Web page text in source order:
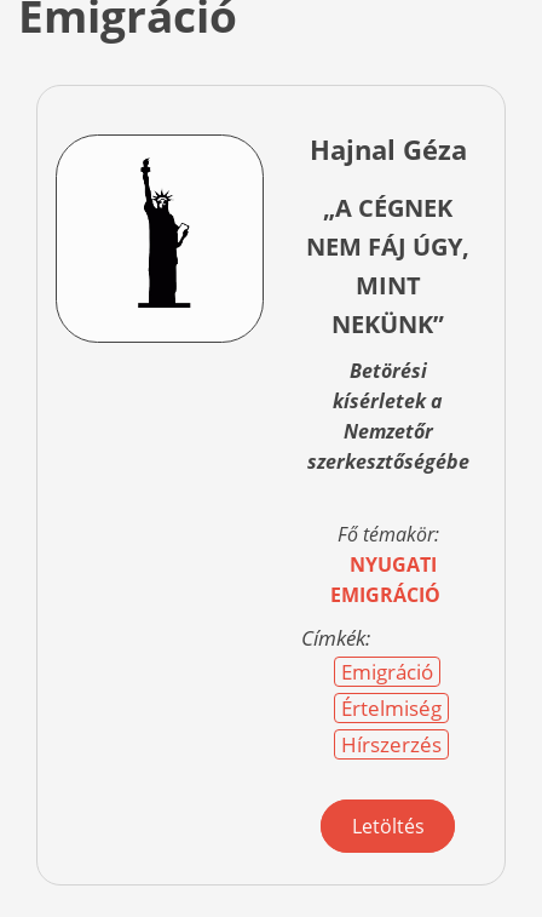
Emigráció
Hajnal Géza
„A CÉGNEK
NEM FÁJ ÚGY,
MINT
NEKÜNK”
Betörési
kísérletek a
Nemzetőr
szerkesztőségébe
Fő témakör:
NYUGATI
EMIGRÁCIÓ
Címkék:
Emigráció
Értelmiség
Hírszerzés
Letöltés